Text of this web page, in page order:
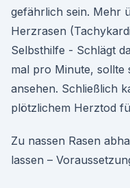
gefährlich sein. Mehr
Herzrasen
Selbsthilfe - Schlägt
mal pro Minute, sollte
ansehen. Schließlich
plötzlichem Herztod
Zu nassen Rasen
lassen –